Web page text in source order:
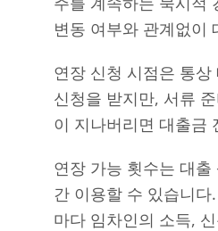
변동 여부와 관계없이
연장 신청 시점은 통
신청을 받지만, 서류
이 지나버리면 대출금
연장 가능 횟수는 대
간 이용할 수 있습니
마다 임차인의 소득,